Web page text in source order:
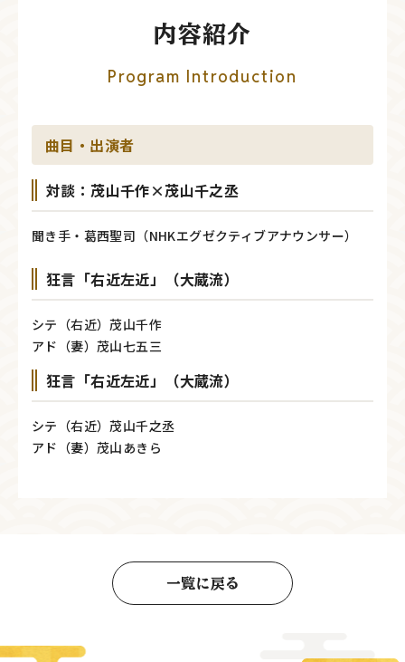
内容紹介
Program Introduction
曲目・出演者
対談：茂山千作×茂山千之丞
聞き手・葛西聖司（NHKエグゼクティブアナウンサー）
狂言「右近左近」（大蔵流）
シテ（右近）茂山千作
アド（妻）茂山七五三
狂言「右近左近」（大蔵流）
シテ（右近）茂山千之丞
アド（妻）茂山あきら
一覧に戻る